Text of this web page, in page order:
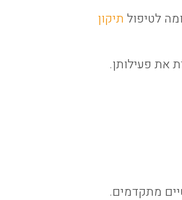
לטיפול תיקון
את פעילותן.
מתקדמים.